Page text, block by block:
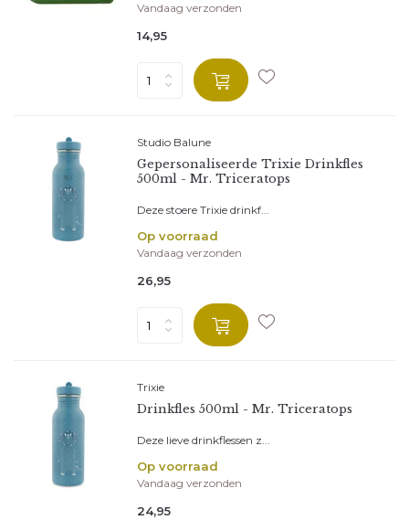
Vandaag verzonden
14,95
Studio Balune
Gepersonaliseerde Trixie Drinkfles
500ml - Mr. Triceratops
Deze stoere Trixie drinkf...
Op voorraad
Vandaag verzonden
26,95
Trixie
Drinkfles 500ml - Mr. Triceratops
Deze lieve drinkflessen z...
Op voorraad
Vandaag verzonden
24,95